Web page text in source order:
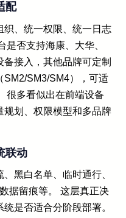
配
织、统一权限、统一日志
否支持海康、大华、
接入，其他品牌可定制
SM3/SM4），可适
很多看似出在前端设备
规划、权限模型和多品牌
联动
黑白名单、临时通行、
据留痕等。 这层真正决
是否适合分阶段部署。